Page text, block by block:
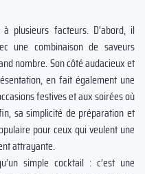
plusieurs facteurs. D'abord, il
une combinaison de saveurs
nombre. Son côté audacieux et
en fait également une
festives et aux soirées où
sa simplicité de préparation et
pour ceux qui veulent une
attrayante.
simple cocktail : c’est une